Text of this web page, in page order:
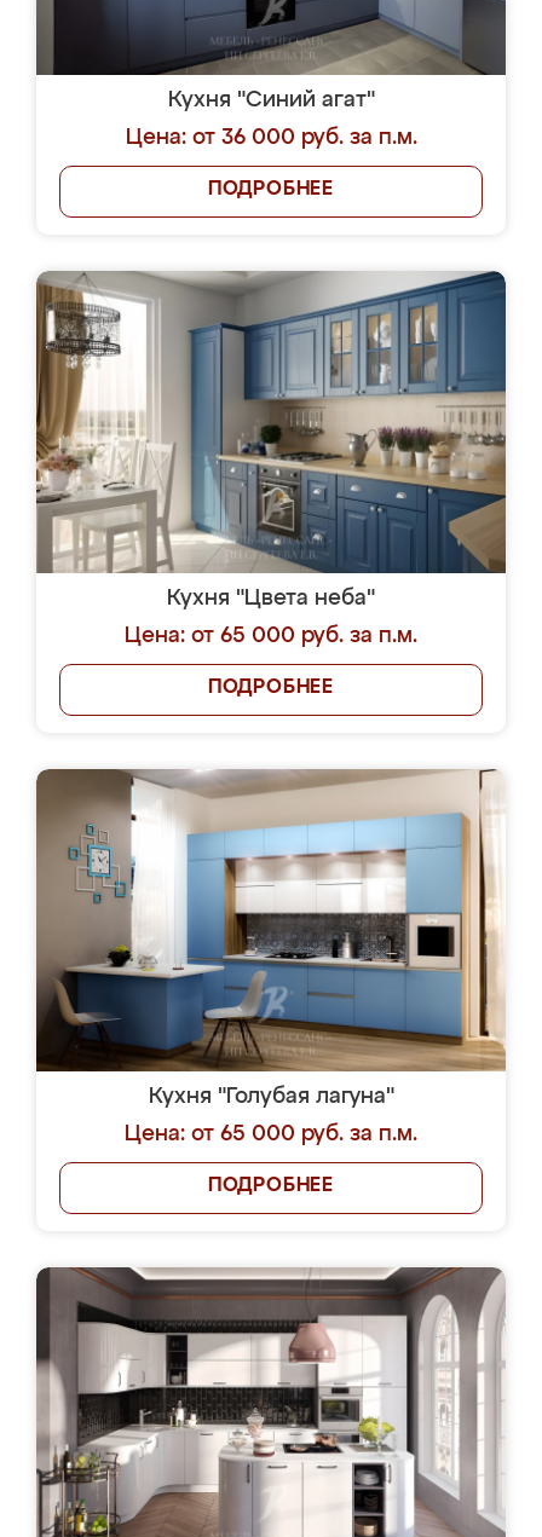
Кухня "Синий агат"
Цена: от 36 000 руб. за п.м.
ПОДРОБНЕЕ
Кухня "Цвета неба"
Цена: от 65 000 руб. за п.м.
ПОДРОБНЕЕ
Кухня "Голубая лагуна"
Цена: от 65 000 руб. за п.м.
ПОДРОБНЕЕ